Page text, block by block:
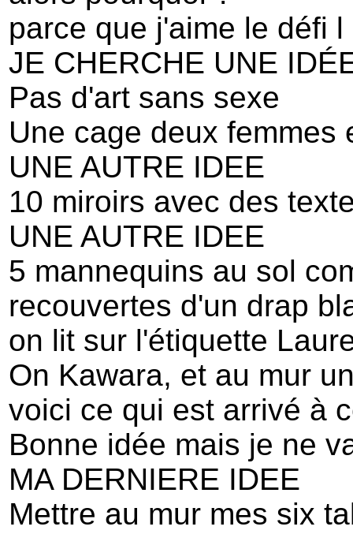
parce que j'aime le défi l
JE CHERCHE UNE
Pas d'art sans sexe
Une cage deux femmes
UNE AUTRE IDEE
10 miroirs avec des
UNE AUTRE IDEE
5 mannequins au sol
recouvertes d'un drap
on lit sur l'étiquette
On Kawara, et au mur
voici ce qui est arrivé à
Bonne idée mais je ne
MA DERNIERE IDEE
Mettre au mur mes six